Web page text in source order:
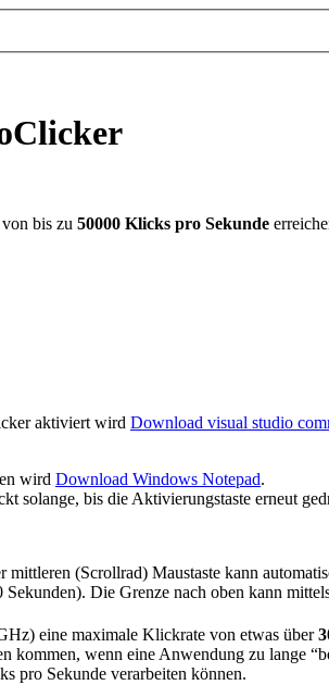
bis zu 50000 Klicks pro Sekunde
aktiviert wird Download visual studio
wird Download Windows Notepad.
solange, bis die Aktivierungstaste erneut
(Scrollrad) Maustaste kann
Die Grenze nach oben kann
eine maximale Klickrate von etwas über
kommen, wenn eine Anwendung zu lange
pro Sekunde verarbeiten können.